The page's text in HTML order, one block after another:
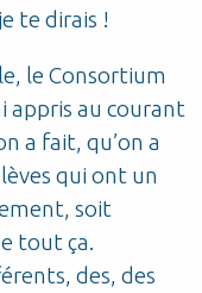
te dirais !
le Consortium
appris au courant
a fait, qu’on a
qui ont un
soit
tout ça.
des, des